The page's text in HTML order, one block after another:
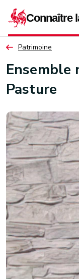
Patrimoine
Ensemble
Pasture